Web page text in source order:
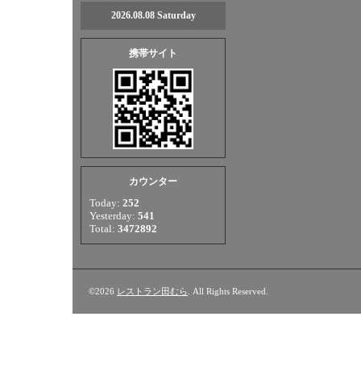
2026.08.08 Saturday
携帯サイト
カウンター
Today: 252
Yesterday: 541
Total: 3472892
©2026 レストラン田むら . All Rights Reserved.